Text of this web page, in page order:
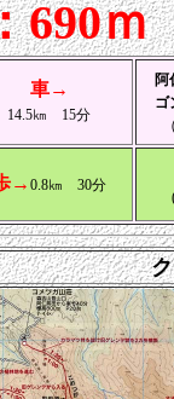
690ｍ
車→
14.5㎞ 15分
阿
ゴ
→0.8㎞30分